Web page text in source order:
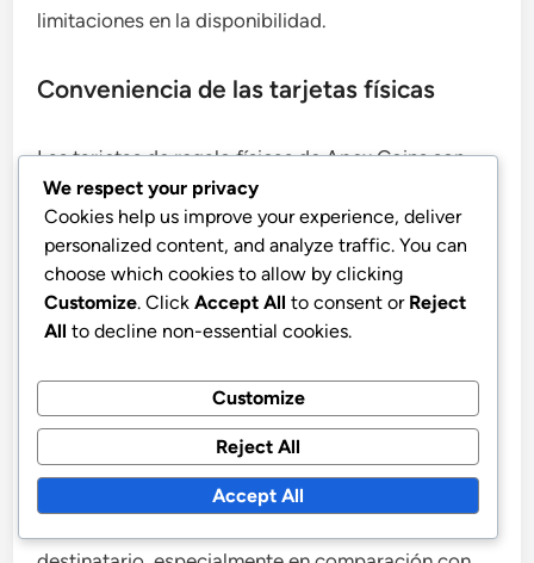
limitaciones en la disponibilidad.
Conveniencia de las tarjetas físicas
Las tarjetas de regalo físicas de Apex Coins son
fáciles de comprar y se pueden encontrar en varias
ubicaciones minoristas, lo que las hace accesibles
para regalos de última hora. Se pueden comprar en
tiendas de conveniencia, tiendas de juegos y
grandes minoristas, permitiendo una adquisición
Además, estas tarjetas se pueden envolver
fácilmente y presentar, añadiendo un toque
personal a la entrega de regalos. Esta experiencia
We respect your privacy
Cookies help us improve your experience, deliver
personalized content, and analyze traffic. You can
choose which cookies to allow by clicking
Customize. Click Accept All to consent or Reject
All to decline non-essential cookies.
Customize
Reject All
Accept All